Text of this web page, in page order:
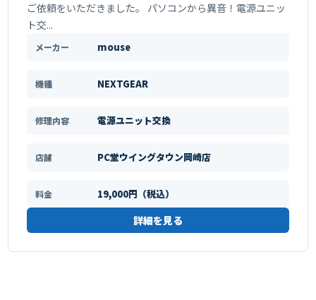
ご依頼をいただきました。 パソコンから異音！電源ユニッ
ト交...
メーカー mouse
機種 NEXTGEAR
修理内容 電源ユニット交換
店舗 PC堂ウイングタウン岡崎店
料金 19,000円（税込）
詳細を見る